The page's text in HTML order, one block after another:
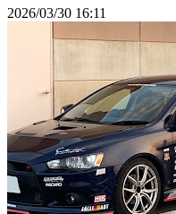
2026/03/30 16:11